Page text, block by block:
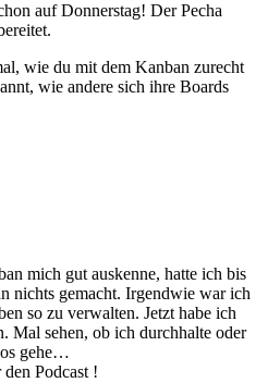
auf Donnerstag! Der Pecha
wie du mit dem Kanban zurecht
wie andere sich ihre Boards
mich gut auskenne, hatte ich bis
nichts gemacht. Irgendwie war ich
so zu verwalten. Jetzt habe ich
Mal sehen, ob ich durchhalte oder
gehe…
Podcast !